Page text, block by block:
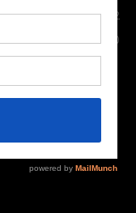
672
630